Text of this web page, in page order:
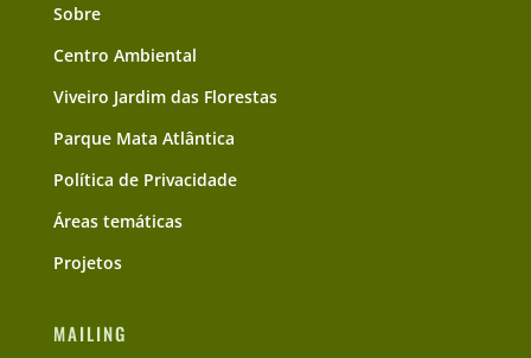
Sobre
Centro Ambiental
Viveiro Jardim das Florestas
Parque Mata Atlântica
Política de Privacidade
Áreas temáticas
Projetos
MAILING